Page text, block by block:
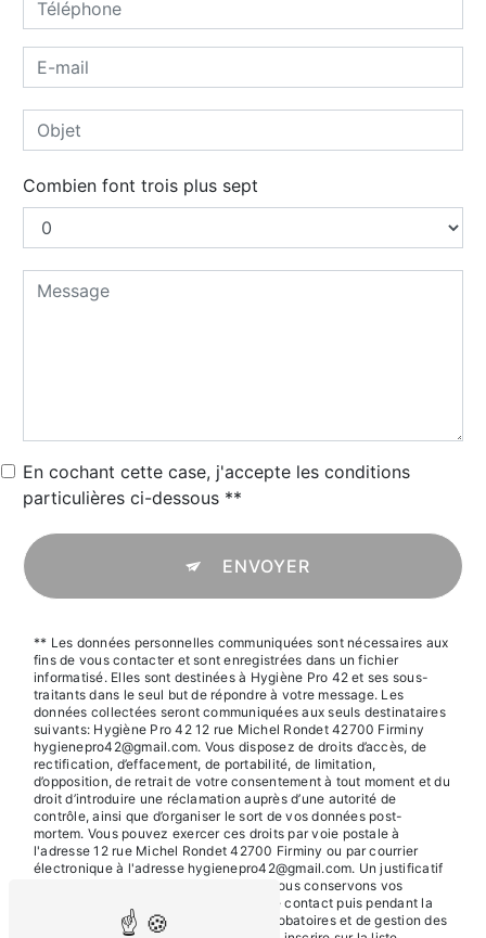
Combien font trois plus sept
En cochant cette case, j'accepte les conditions
particulières ci-dessous **
ENVOYER
** Les données personnelles communiquées sont nécessaires aux
fins de vous contacter et sont enregistrées dans un fichier
informatisé. Elles sont destinées à Hygiène Pro 42 et ses sous-
traitants dans le seul but de répondre à votre message. Les
données collectées seront communiquées aux seuls destinataires
suivants: Hygiène Pro 42 12 rue Michel Rondet 42700 Firminy
hygienepro42@gmail.com. Vous disposez de droits d’accès, de
rectification, d’effacement, de portabilité, de limitation,
d’opposition, de retrait de votre consentement à tout moment et du
droit d’introduire une réclamation auprès d’une autorité de
contrôle, ainsi que d’organiser le sort de vos données post-
mortem. Vous pouvez exercer ces droits par voie postale à
l'adresse 12 rue Michel Rondet 42700 Firminy ou par courrier
électronique à l'adresse hygienepro42@gmail.com. Un justificatif
d'identité pourra vous être demandé. Nous conservons vos
données pendant la période de prise de contact puis pendant la
durée de prescription légale aux fins probatoires et de gestion des